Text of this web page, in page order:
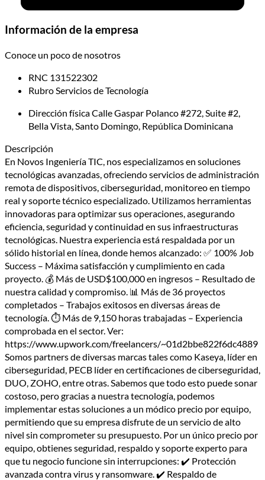
Información de la empresa
Conoce un poco de nosotros
RNC 131522302
RubroServicios de Tecnología
Dirección físicaCalle Gaspar Polanco #272, Suite #2,
Bella Vista, Santo Domingo, República Dominicana
Descripción
En Novos Ingeniería TIC, nos especializamos en soluciones
tecnológicas avanzadas, ofreciendo servicios de administración
remota de dispositivos, ciberseguridad, monitoreo en tiempo
real y soporte técnico especializado. Utilizamos herramientas
innovadoras para optimizar sus operaciones, asegurando
eficiencia, seguridad y continuidad en sus infraestructuras
tecnológicas. Nuestra experiencia está respaldada por un
sólido historial en línea, donde hemos alcanzado: ✅ 100% Job
Success – Máxima satisfacción y cumplimiento en cada
proyecto. 💰 Más de USD$100,000 en ingresos – Resultado de
nuestra calidad y compromiso. 📊 Más de 36 proyectos
completados – Trabajos exitosos en diversas áreas de
tecnología. ⏱ Más de 9,150 horas trabajadas – Experiencia
comprobada en el sector. Ver:
https://www.upwork.com/freelancers/~01d2bbe822f6dc4889
Somos partners de diversas marcas tales como Kaseya, líder en
ciberseguridad, PECB líder en certificaciones de ciberseguridad,
DUO, ZOHO, entre otras. Sabemos que todo esto puede sonar
costoso, pero gracias a nuestra tecnología, podemos
implementar estas soluciones a un módico precio por equipo,
permitiendo que su empresa disfrute de un servicio de alto
nivel sin comprometer su presupuesto. Por un único precio por
equipo, obtienes seguridad, respaldo y soporte experto para
que tu negocio funcione sin interrupciones: ✔ Protección
avanzada contra virus y ransomware. ✔ Respaldo de